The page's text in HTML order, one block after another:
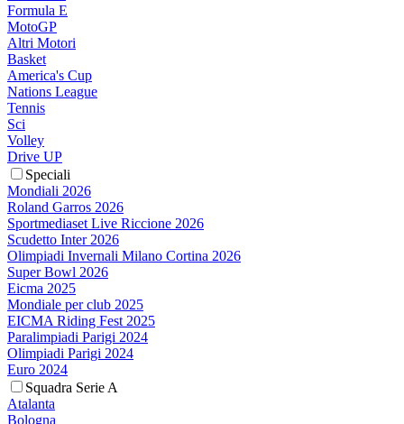
Formula E
MotoGP
Altri Motori
Basket
America's Cup
Nations League
Tennis
Sci
Volley
Drive UP
Speciali
Mondiali 2026
Roland Garros 2026
Sportmediaset Live Riccione 2026
Scudetto Inter 2026
Olimpiadi Invernali Milano Cortina 2026
Super Bowl 2026
Eicma 2025
Mondiale per club 2025
EICMA Riding Fest 2025
Paralimpiadi Parigi 2024
Olimpiadi Parigi 2024
Euro 2024
Squadra Serie A
Atalanta
Bologna